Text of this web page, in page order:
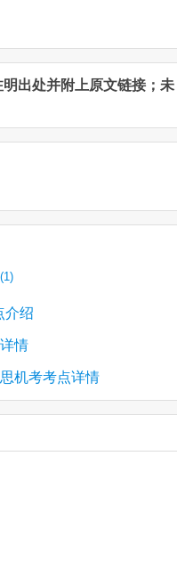
出处并附上原文链接；未
(1)
介绍
情
机考考点详情